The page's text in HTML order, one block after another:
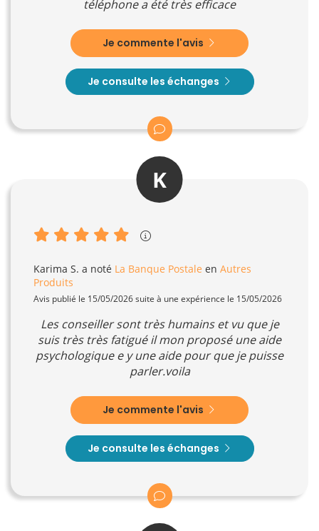
téléphone a été très efficace
Je commente l'avis
Je consulte les échanges
K
Karima S. a noté La Banque Postale en Autres
Produits
Avis publié le 15/05/2026 suite à une expérience le 15/05/2026
Les conseiller sont très humains et vu que je
suis très très fatigué il mon proposé une aide
psychologique e y une aide pour que je puisse
parler.voila
Je commente l'avis
Je consulte les échanges